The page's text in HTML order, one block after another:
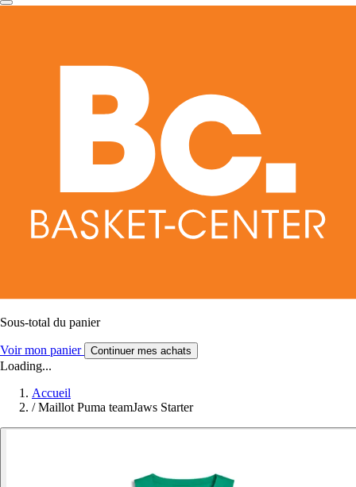
Sous-total du panier
Voir mon panier Continuer mes achats
Loading...
Accueil
/ Maillot Puma teamJaws Starter